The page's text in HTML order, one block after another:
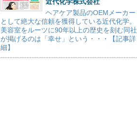
ヘアケア製品のOEMメーカー
として絶大な信頼を獲得している近代化学。
美容室をルーツに90年以上の歴史を刻む同社
が掲げるのは「幸せ」という・・・【記事詳
細】